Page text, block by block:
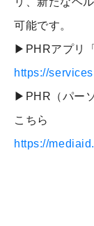
可能です。
▶PHRアプリ
https://
▶PHR（パー
こちら
https://